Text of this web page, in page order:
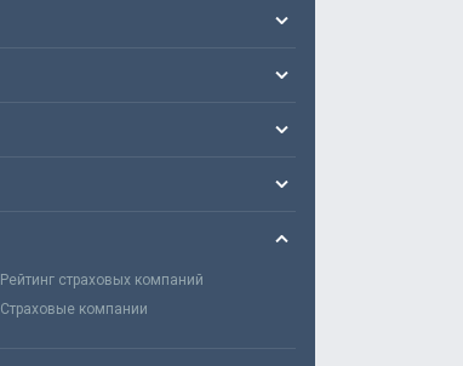
Рейтинг страховых компаний
Страховые компании